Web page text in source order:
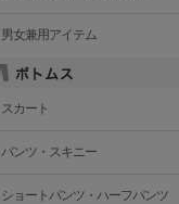
男女兼用アイテム
スカート
パンツ・スキニー
ショートパンツ・ハーフパンツ